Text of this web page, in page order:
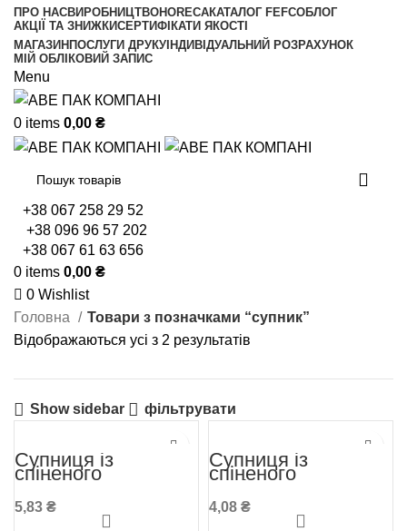
ПРО НАСВИРОБНИЦТВОHORECAКАТАЛОГ FEFCOБЛОГ
АКЦІЇ ТА ЗНИЖКИСЕРТИФІКАТИ ЯКОСТІ
МАГАЗИН ПОСЛУГИ ДРУКУ ІНДИВІДУАЛЬНИЙ РОЗРАХУНОК
МІЙ ОБЛІКОВИЙ ЗАПИС
Menu
0 items 0,00 ₴
+38 067 258 29 52
+38 096 96 57 202
+38 067 61 63 656
0 items 0,00 ₴
0 Wishlist
Головна
Товари з позначками “супник”
Відображаються усі з 2 результатів
Show sidebar фільтрувати
Супниця із
спіненого
полістиролу 450
мл. (25 шт в
упаковці)
5,83 ₴
Супниця із
спіненого
полістиролу 350 мл
4,08 ₴